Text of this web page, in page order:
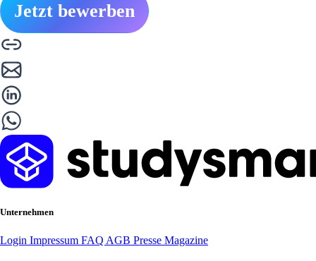
Jetzt bewerben
Unternehmen
Login Impressum FAQ AGB Presse Magazine